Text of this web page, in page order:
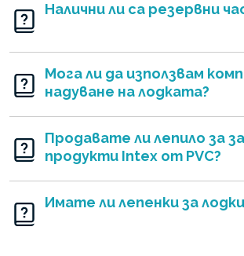
Налични ли са резервни
Мога ли да използвам
надуване на лодката?
Продавате ли лепило за
продукти Intex от PVC?
Имате ли лепенки за